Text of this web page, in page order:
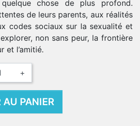
chose de plus profond.
de leurs parents, aux réalités
codes sociaux sur la sexualité et
non sans peur, la frontière
et l’amitié.
+
PANIER